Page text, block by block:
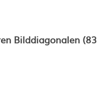
Bilddiagonalen (83